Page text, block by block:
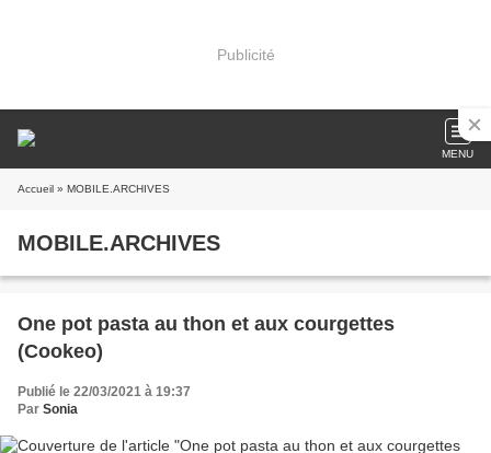
Publicité
MENU
Accueil » MOBILE.ARCHIVES
MOBILE.ARCHIVES
One pot pasta au thon et aux courgettes
(Cookeo)
Publié le 22/03/2021 à 19:37
Par Sonia